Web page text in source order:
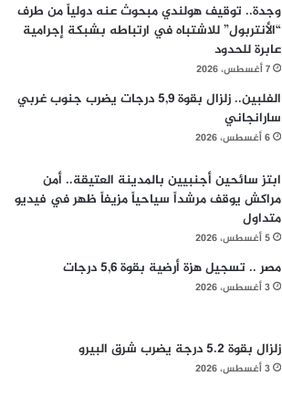
وجدة.. توقيف هولندي مبحوث عنه دولياً من طرف
“الأنتربول” للاشتباه في ارتباطه بشبكة إجرامية
عابرة للحدود
7 أغسطس، 2026
الفلبين.. زلزال بقوة 5,9 درجات يضرب جنوب غربي
سارانجاني
6 أغسطس، 2026
ابتز سائحين أجنبيين بالمدينة العتيقة.. أمن
مراكش يوقف مرشداً سياحياً مزيفاً ظهر في فيديو
متداول
5 أغسطس، 2026
مصر .. تسجيل هزة أرضية بقوة 5,6 درجات
3 أغسطس، 2026
زلزال بقوة 5.2 درجة يضرب شرق البيرو
3 أغسطس، 2026